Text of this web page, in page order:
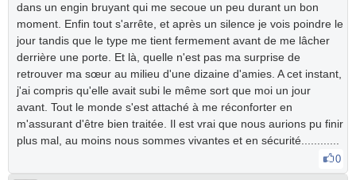
dans un engin bruyant qui me secoue un peu durant un bon
moment. Enfin tout s'arrête, et après un silence je vois poindre le
jour tandis que le type me tient fermement avant de me lâcher
derrière une porte. Et là, quelle n'est pas ma surprise de
retrouver ma sœur au milieu d'une dizaine d'amies. A cet instant,
j'ai compris qu'elle avait subi le même sort que moi un jour
avant. Tout le monde s'est attaché à me réconforter en
m'assurant d'être bien traitée. Il est vrai que nous aurions pu finir
plus mal, au moins nous sommes vivantes et en sécurité............
0